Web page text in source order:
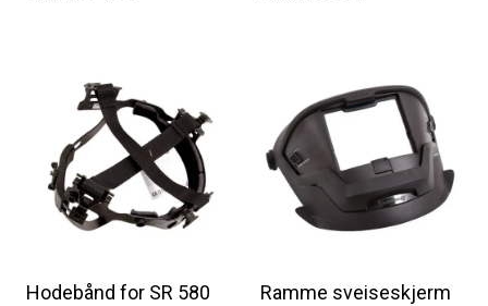
Hodebånd for SR 580
Ramme sveiseskjerm